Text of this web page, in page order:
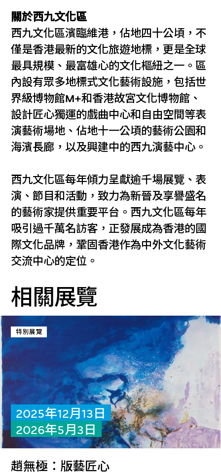
關於西九文化區
西九文化區濱臨維港，佔地四十公頃，不
僅是香港最新的文化旅遊地標，更是全球
最具規模、最富雄心的文化樞紐之一。區
內設有眾多地標式文化藝術設施，包括世
界級博物館M+和香港故宮文化博物館、
設計匠心獨運的戲曲中心和自由空間等表
演藝術場地、佔地十一公頃的藝術公園和
海濱長廊，以及興建中的西九演藝中心。
西九文化區每年傾力呈獻逾千場展覽、表
演、節目和活動，致力為新晉及享譽盛名
的藝術家提供重要平台。西九文化區每年
吸引過千萬名訪客，正發展成為香港的國
際文化品牌，鞏固香港作為中外文化藝術
交流中心的定位。
相關展覽
特別展覽
2025年12月13日
2026年5月3日
趙無極：版藝匠心